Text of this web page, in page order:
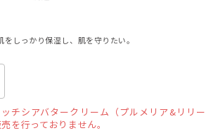
しっかり保湿し、肌を守りたい。
ッチシアバタークリーム（プルメリア&リリー
を行っておりません。